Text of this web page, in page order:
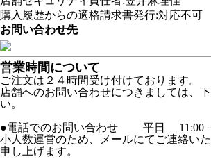
購入履歴からの適格請求書発行:対応不可
お問い合わせ先
営業時間について
ご注文は２４時間受け付けております。
店舗へのお問い合わせにつきましては、
い。
●電話でのお問い合わせ 平日 11:00
小人数運営のため、メールにてご連絡い
申し上げます。